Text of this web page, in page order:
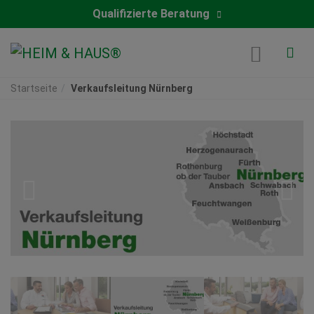
Qualifizierte Beratung
Startseite Verkaufsleitung Nürnberg